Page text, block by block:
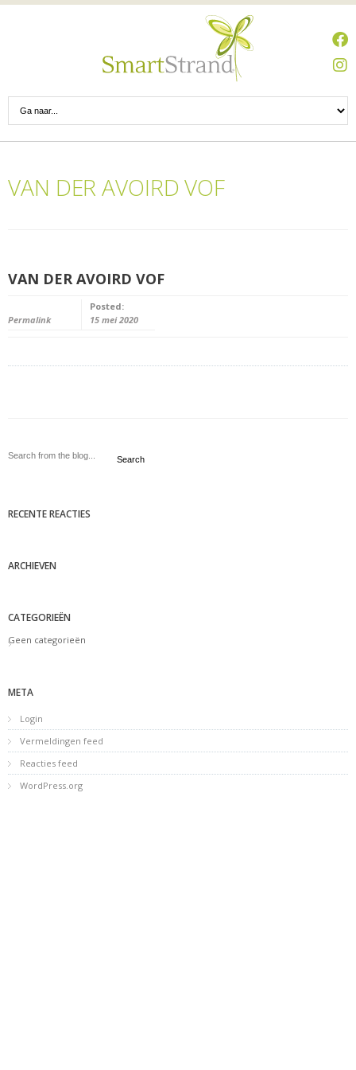
VAN DER AVOIRD VOF
VAN DER AVOIRD VOF
Permalink
Posted:
15 mei 2020
Search
RECENTE REACTIES
ARCHIEVEN
CATEGORIEËN
Geen categorieën
META
Login
Vermeldingen feed
Reacties feed
WordPress.org